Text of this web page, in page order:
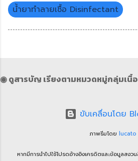
น้ำยาทำลายเชื้อ Disinfectant
◉ ดูสารบัญ เรียงตามหมวดหมู่กลุ่มเนื้
ขับเคลื่อนโดย
ภาพธีมโดย lucato
หากมีการนำไปใช้โปรดอ้างอิงเครดิตและข้อมูลสง